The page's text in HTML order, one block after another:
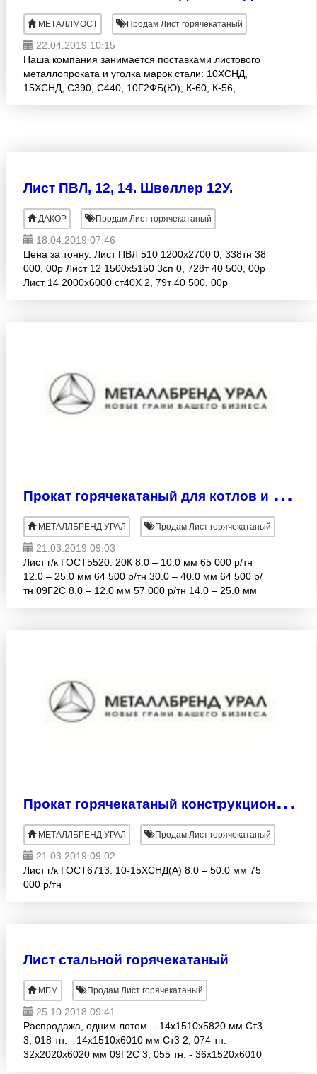
МЕТАЛЛМОСТ Продам Лист горячекатаный
22.04.2019 10:15
Наша компания занимается поставками листового
металлопроката и уголка марок стали: 10ХСНД,
15ХСНД, С390, С440, 10Г2ФБ(Ю), К-60, К-56,
Лист ПВЛ, 12, 14. Швеллер 12У.
ДАКОР Продам Лист горячекатаный
18.04.2019 07:46
Цена за тонну. Лист ПВЛ 510 1200х2700 0, 338тн 38
000, 00р Лист 12 1500х5150 3сп 0, 728т 40 500, 00р
Лист 14 2000x6000 ст40Х 2, 79т 40 500, 00р
П
рокат горячекатаный для котлов и сосудов
МЕТАЛЛБРЕНД УРАЛ Продам Лист горячекатаный
21.03.2019 09:03
Лист г/к ГОСТ5520: 20К 8.0 – 10.0 мм 65 000 р/тн
12.0 – 25.0 мм 64 500 р/тн 30.0 – 40.0 мм 64 500 р/
тн 09Г2С 8.0 – 12.0 мм 57 000 р/тн 14.0 – 25.0 мм
П
рокат горячекатаный конструкционный для мостостроения:
МЕТАЛЛБРЕНД УРАЛ Продам Лист горячекатаный
21.03.2019 09:02
Лист г/к ГОСТ6713: 10-15ХСНД(А) 8.0 – 50.0 мм 75
000 р/тн
Лист стальной горячекатаный
МБМ Продам Лист горячекатаный
25.10.2018 09:41
Распродажа, одним лотом. - 14х1510х5820 мм Ст3
3, 018 тн. - 14х1510х6010 мм Ст3 2, 074 тн. -
32х2020х6020 мм 09Г2С 3, 055 тн. - 36х1520х6010